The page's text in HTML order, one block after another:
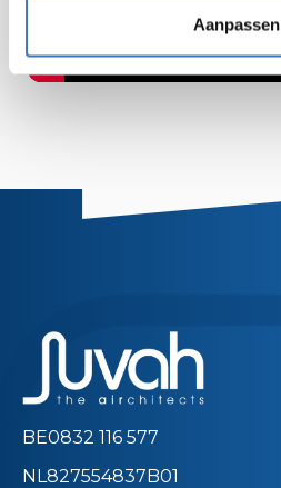
Aanpassen
BE0832 116 577
NL827554837B01